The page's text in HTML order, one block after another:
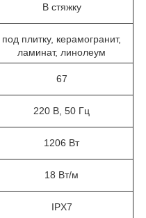
В стяжку
под плитку, керамогранит,
ламинат, линолеум
67
220 В, 50 Гц
1206 Вт
18 Вт/м
IPX7